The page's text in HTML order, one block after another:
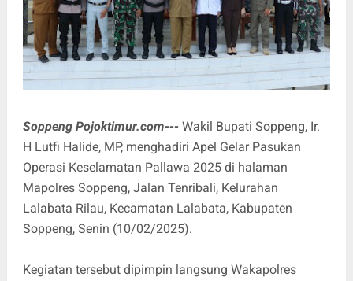
Soppeng Pojoktimur.com---Wakil Bupati Soppeng, Ir.
H Lutfi Halide, MP, menghadiri Apel Gelar Pasukan
Operasi Keselamatan Pallawa 2025 di halaman
Mapolres Soppeng, Jalan Tenribali, Kelurahan
Lalabata Rilau, Kecamatan Lalabata, Kabupaten
Soppeng, Senin (10/02/2025).
Kegiatan tersebut dipimpin langsung Wakapolres